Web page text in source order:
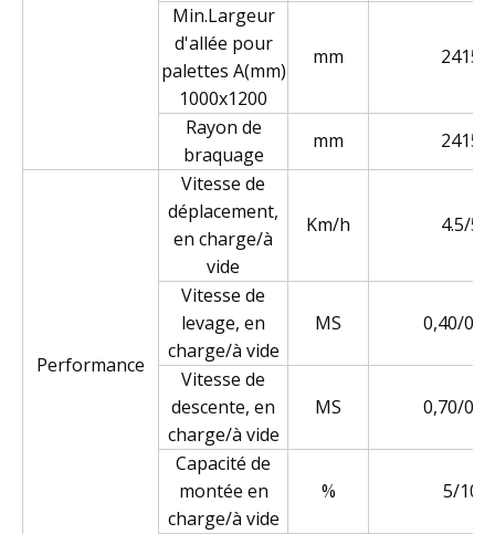
Min.Largeur
d'allée pour
palettes A(mm)
1000x1200
mm 2415
Rayon de
braquage
mm 2415
Performance
Vitesse de
déplacement,
en charge/à
vide
Km/h 4.5/5
Vitesse de
levage, en
charge/à vide
MS 0,40/
Vitesse de
descente, en
charge/à vide
MS 0,70/
Capacité de
montée en
charge/à vide
% 5/10